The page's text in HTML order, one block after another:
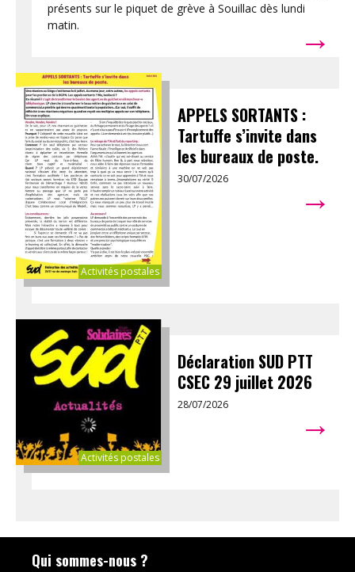
présents sur le piquet de grève à Souillac dès lundi
matin.
→
Activités postales
APPELS SORTANTS :
Tartuffe s’invite dans
les bureaux de poste.
30/07/2026 →
Activités postales
Déclaration SUD PTT
CSEC 29 juillet 2026
28/07/2026 →
Qui sommes-nous ?